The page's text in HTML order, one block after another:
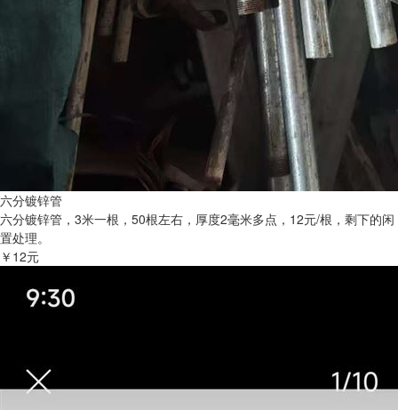
六分镀锌管
六分镀锌管，3米一根，50根左右，厚度2毫米多点，12元/根，剩下的闲
置处理。
￥12元